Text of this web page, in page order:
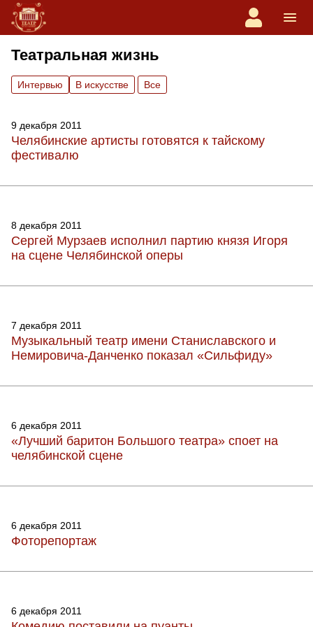
Театральная жизнь
Интервью В искусстве Вce
9 декабря 2011
Челябинские артисты готовятся к тайскому
фестивалю
8 декабря 2011
Сергей Мурзаев исполнил партию князя Игоря
на сцене Челябинской оперы
7 декабря 2011
Музыкальный театр имени Станиславского и
Немировича-Данченко показал «Сильфиду»
6 декабря 2011
«Лучший баритон Большого театра» споет на
челябинской сцене
6 декабря 2011
Фоторепортаж
6 декабря 2011